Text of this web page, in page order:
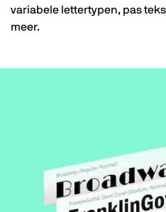
variabele lettertypen, pas
meer.